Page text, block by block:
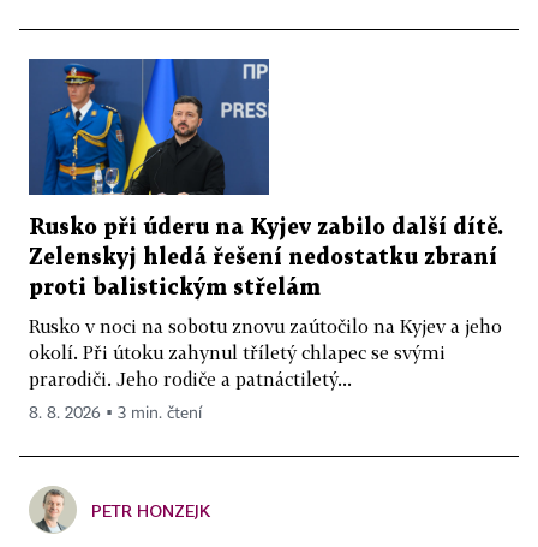
Rusko při úderu na Kyjev zabilo další dítě.
Zelenskyj hledá řešení nedostatku zbraní
proti balistickým střelám
Rusko v noci na sobotu znovu zaútočilo na Kyjev a jeho
okolí. Při útoku zahynul tříletý chlapec se svými
prarodiči. Jeho rodiče a patnáctiletý...
8. 8. 2026 ▪ 3 min. čtení
PETR HONZEJK